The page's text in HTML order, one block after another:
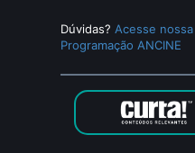
Dúvidas? Acesse nossa
Programação ANCINE